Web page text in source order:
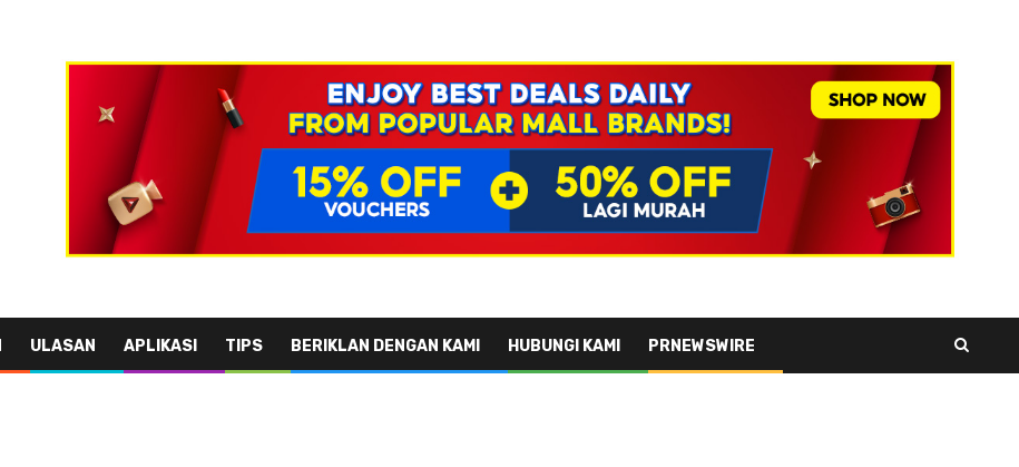
ULASAN APLIKASI TIPS BERIKLAN DENGAN KAMI HUBUNGI KAMI PRNEWSWIRE